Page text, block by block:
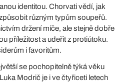
identitou. Chorvati vědí, jak
různým typům soupeřů.
držení míče, ale stejně dobře
příležitost a udeřit z protiútoku.
i favoritům.
se pochopitelně týká věku
Modrič je i ve čtyřiceti letech